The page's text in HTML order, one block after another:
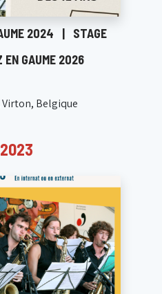
2024 | STAGE
EN GAUME 2026
Belgique